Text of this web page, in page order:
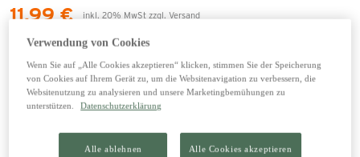
11,99 €
inkl. 20% MwSt zzgl. Versand
14,99 €
Größe
Verwendung von Cookies
Wenn Sie auf „Alle Cookies akzeptieren“ klicken, stimmen Sie der Speicherung
von Cookies auf Ihrem Gerät zu, um die Websitenavigation zu verbessern, die
Websitenutzung zu analysieren und unsere Marketingbemühungen zu
unterstützen.
Datenschutzerklärung
Alle ablehnen Alle Cookies akzeptieren